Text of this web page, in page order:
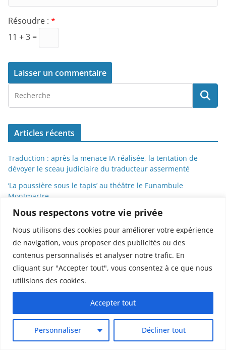
Nous respectons votre vie privée
Nous utilisons des cookies pour améliorer votre expérience
de navigation, vous proposer des publicités ou des
contenus personnalisés et analyser notre trafic. En
cliquant sur "Accepter tout", vous consentez à ce que nous
utilisions des cookies.
Personnaliser Décliner tout
Accepter tout
Résoudre : *
11 + 3 =
Articles récents
Traduction : après la menace IA réalisée, la tentation de
dévoyer le sceau judiciaire du traducteur assermenté
‘La poussière sous le tapis’ au théâtre le Funambule
Montmartre
Recherche scientifique et relations public-privé : la Cour des
‘L’amant’ de Harold Pinter, au théâtre le Funambule
Montmartre
Agents IA et autres chatbots: l’Autorité de la concurrence tire
la sonnette d’alarme avant qu’il ne soit trop tard
Commentaires récents